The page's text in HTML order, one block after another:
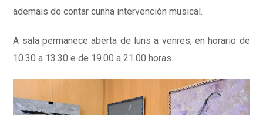
ademais de contar cunha intervención musical.
A sala permanece aberta de luns a venres, en horario de
10.30 a 13.30 e de 19.00 a 21.00 horas.